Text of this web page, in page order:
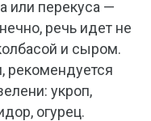
или перекуса —
речь идет не
и сыром.
рекомендуется
укроп,
огурец.